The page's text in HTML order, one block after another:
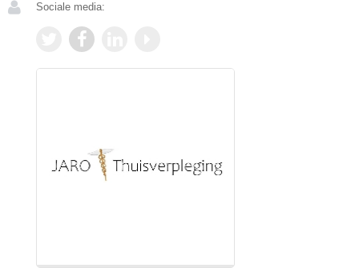
Sociale media: